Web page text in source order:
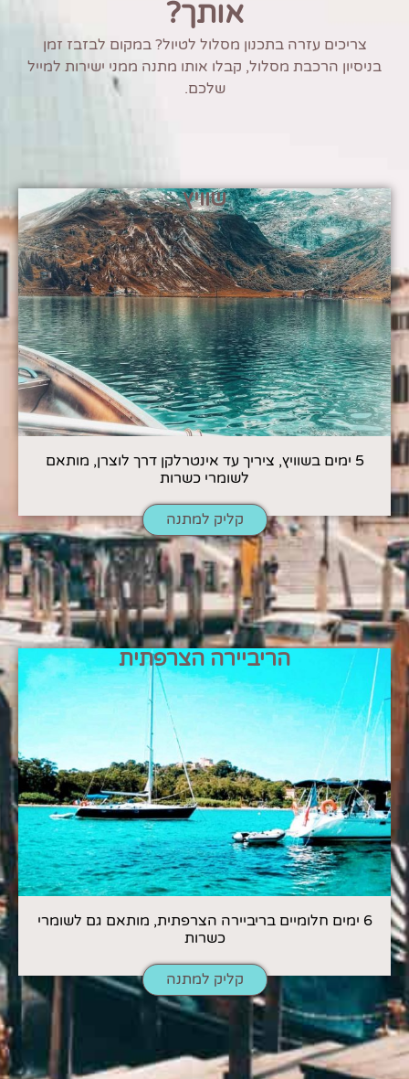
אותך?
צריכים עזרה בתכנון מסלול לטיול? במקום לבזבז זמן
בניסיון הרכבת מסלול, קבלו אותו מתנה ממני ישירות למייל
שלכם.
שוויץ
5 ימים בשוויץ, ציריך עד אינטרלקן דרך לוצרן, מותאם
לשומרי כשרות
קליק למתנה
הריביירה הצרפתית
6 ימים חלומיים בריביירה הצרפתית, מותאם גם לשומרי
כשרות
קליק למתנה